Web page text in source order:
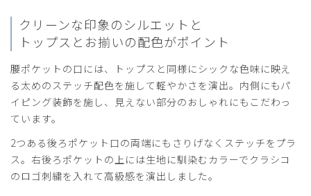
クリーンな印象のシルエットと
トップスとお揃いの配色がポイント
腰ポケットの口には、トップスと同様にシックな色味に映え
る太めのステッチ配色を施して軽やかさを演出。内側にもパ
イピング装飾を施し、見えない部分のおしゃれにもこだわっ
ています。
2つある後ろポケット口の両端にもさりげなくステッチをプラ
ス。右後ろポケットの上には生地に馴染むカラーでクラシコ
のロゴ刺繍を入れて高級感を演出しました。